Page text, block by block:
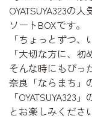
OYATSUYA323の
ソートBOXです。
「ちょっとずつ、
「大切な方に、初
そんな時にもぴっ
奈良「ならまち」
「OYATSUYA323
とお楽しみくださ